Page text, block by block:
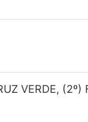
VERDE, (2º)